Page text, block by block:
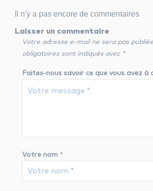
Il n'y a pas encore de commentaires
Laisser un commentaire
Votre adresse e-mail ne sera pas
obligatoires sont indiqués avec *
Faites-nous savoir ce que vous avez à
Votre nom *